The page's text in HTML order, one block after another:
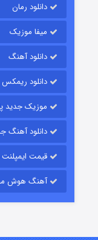
دانلود رمان
میفا موزیک
دانلود آهنگ
دانلود ریمکس
موزیک جدید
دانلود آهنگ
قیمت ایمپلنت
آهنگ هوش